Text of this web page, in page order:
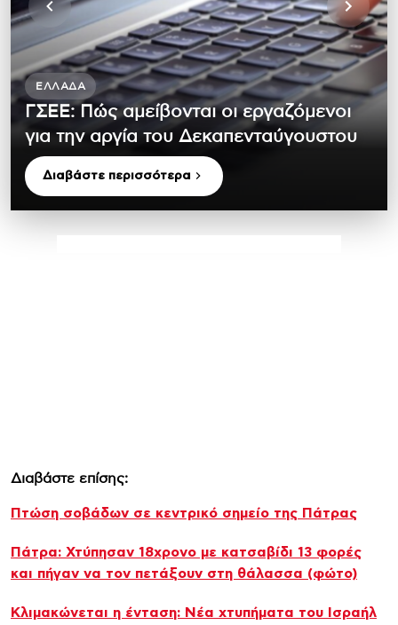
ΕΛΛΆΔΑ
ΓΣΕΕ: Πώς αμείβονται οι εργαζόμενοι
για την αργία του Δεκαπενταύγουστου
Διαβάστε περισσότερα
Διαβάστε επίσης:
Πτώση σοβάδων σε κεντρικό σημείο της Πάτρας
Πάτρα: Χτύπησαν 18χρονο με κατσαβίδι 13 φορές
και πήγαν να τον πετάξουν στη θάλασσα (φώτο)
Κλιμακώνεται η ένταση: Νέα χτυπήματα του Ισραήλ